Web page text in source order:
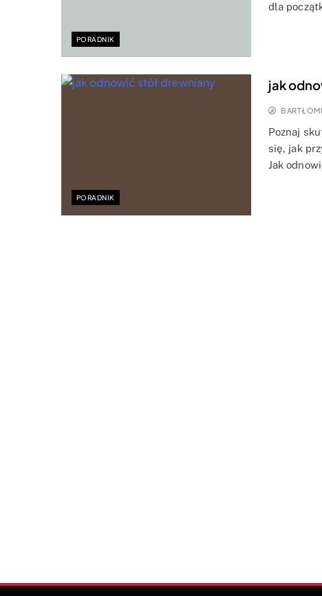
PORADNIK
dla
PORADNIK
jak
Poznaj
się, jak
Jak